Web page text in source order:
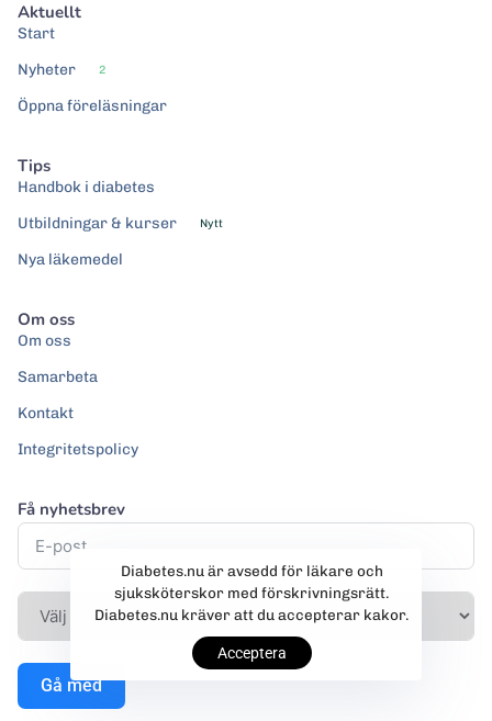
Aktuellt
Start
Nyheter
2
Öppna föreläsningar
Tips
Handbok i diabetes
Utbildningar & kurser
Nytt
Nya läkemedel
Om oss
Om oss
Samarbeta
Kontakt
Integritetspolicy
Få nyhetsbrev
Gå med
Diabetes.nu är avsedd för läkare och
sjuksköterskor med förskrivningsrätt.
Diabetes.nu kräver att du accepterar kakor.
Acceptera